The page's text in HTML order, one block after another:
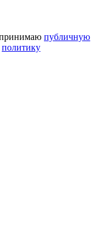
принимаю публичную
политику